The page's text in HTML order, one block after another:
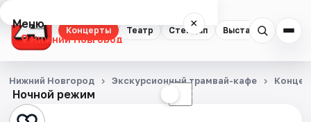
Концерты Театр Стендап Выставки
Меню ×
Нижний Новгород
Концерты
Театр
Ночной режим ☾
Нижний Новгород Экскурсионный трамвай-кафе